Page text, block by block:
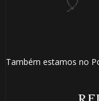
Também estamos no